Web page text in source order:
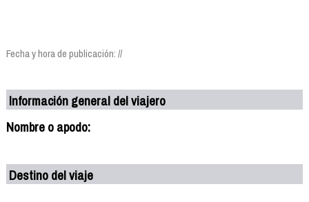
Fecha y hora de publicación: //
Información general del viajero
Nombre o apodo:
Destino del viaje